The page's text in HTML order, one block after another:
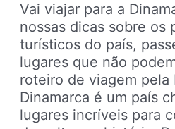
Vai viajar para a
nossas dicas sobre os
turísticos do país,
lugares que não
roteiro de viagem pela
Dinamarca é um país
lugares incríveis para